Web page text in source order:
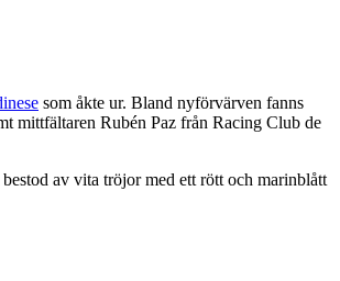
som åkte ur. Bland nyförvärven fanns
mittfältaren Rubén Paz från Racing Club de
av vita tröjor med ett rött och marinblått